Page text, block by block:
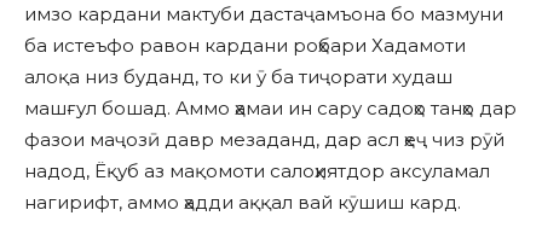
имзо кардани мактуби дастаҷамъона бо мазмуни
ба истеъфо равон кардани роҳбари Хадамоти
алоқа низ буданд, то ки ӯ ба тиҷорати худаш
машғул бошад. Аммо ҳамаи ин сару садоҳо танҳо дар
фазои маҷозӣ давр мезаданд, дар асл ҳеҷ чиз рӯй
надод, Ёқуб аз мақомоти салоҳиятдор аксуламал
нагирифт, аммо ҳадди аққал вай кӯшиш кард.